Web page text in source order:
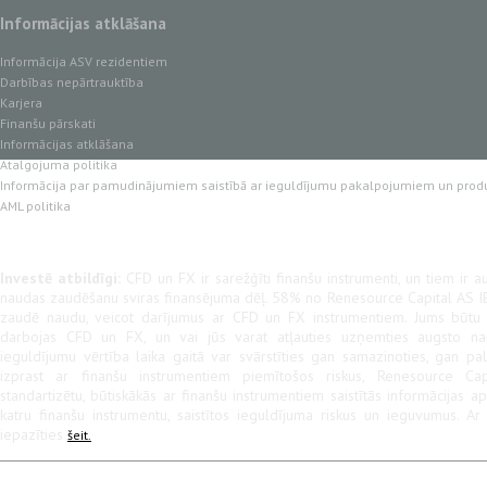
Informācijas atklāšana
Informācija ASV rezidentiem
Darbības nepārtrauktība
Karjera
Finanšu pārskati
Informācijas atklāšana
Atalgojuma politika
Informācija par pamudinājumiem saistībā ar ieguldījumu pakalpojumiem un
AML politika
šeit.